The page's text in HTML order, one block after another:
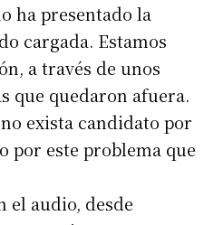
ha presentado la
cargada. Estamos
a través de unos
que quedaron afuera.
exista candidato por
por este problema que
el audio, desde